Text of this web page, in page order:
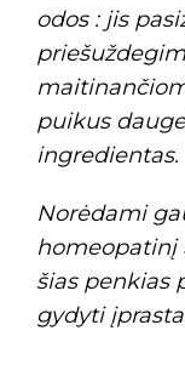
odos : jis
puikus
ingredientas.
Norėdami
homeopatinį
šias penkias
gydyti